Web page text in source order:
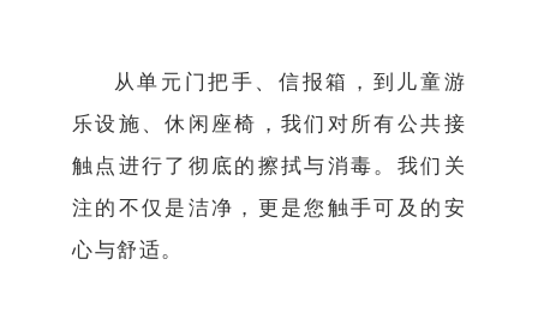
从单元门把手、信报箱，到儿童游
乐设施、休闲座椅，我们对所有公共接
触点进行了彻底的擦拭与消毒。我们关
注的不仅是洁净，更是您触手可及的安
心与舒适。